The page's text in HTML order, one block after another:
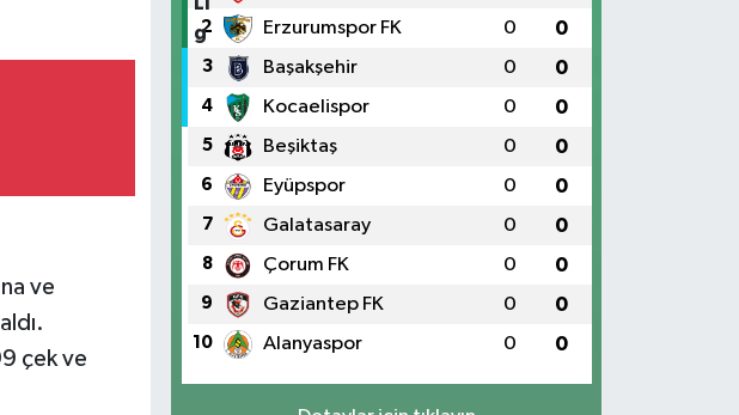
ve
çek ve
2 Erzurumspor FK 0 0
3 Başakşehir 0 0
4 Kocaelispor 0 0
5 Beşiktaş 0 0
6 Eyüpspor 0 0
7 Galatasaray 0 0
8 Çorum FK 0 0
9 Gaziantep FK 0 0
10 Alanyaspor 0 0